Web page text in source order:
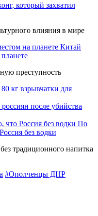
который захватил
влияния в мире
Китай
преступность
кг взрывчатки для
после убийства
По
без водки
традиционного напитка
#Ополченцы ДНР